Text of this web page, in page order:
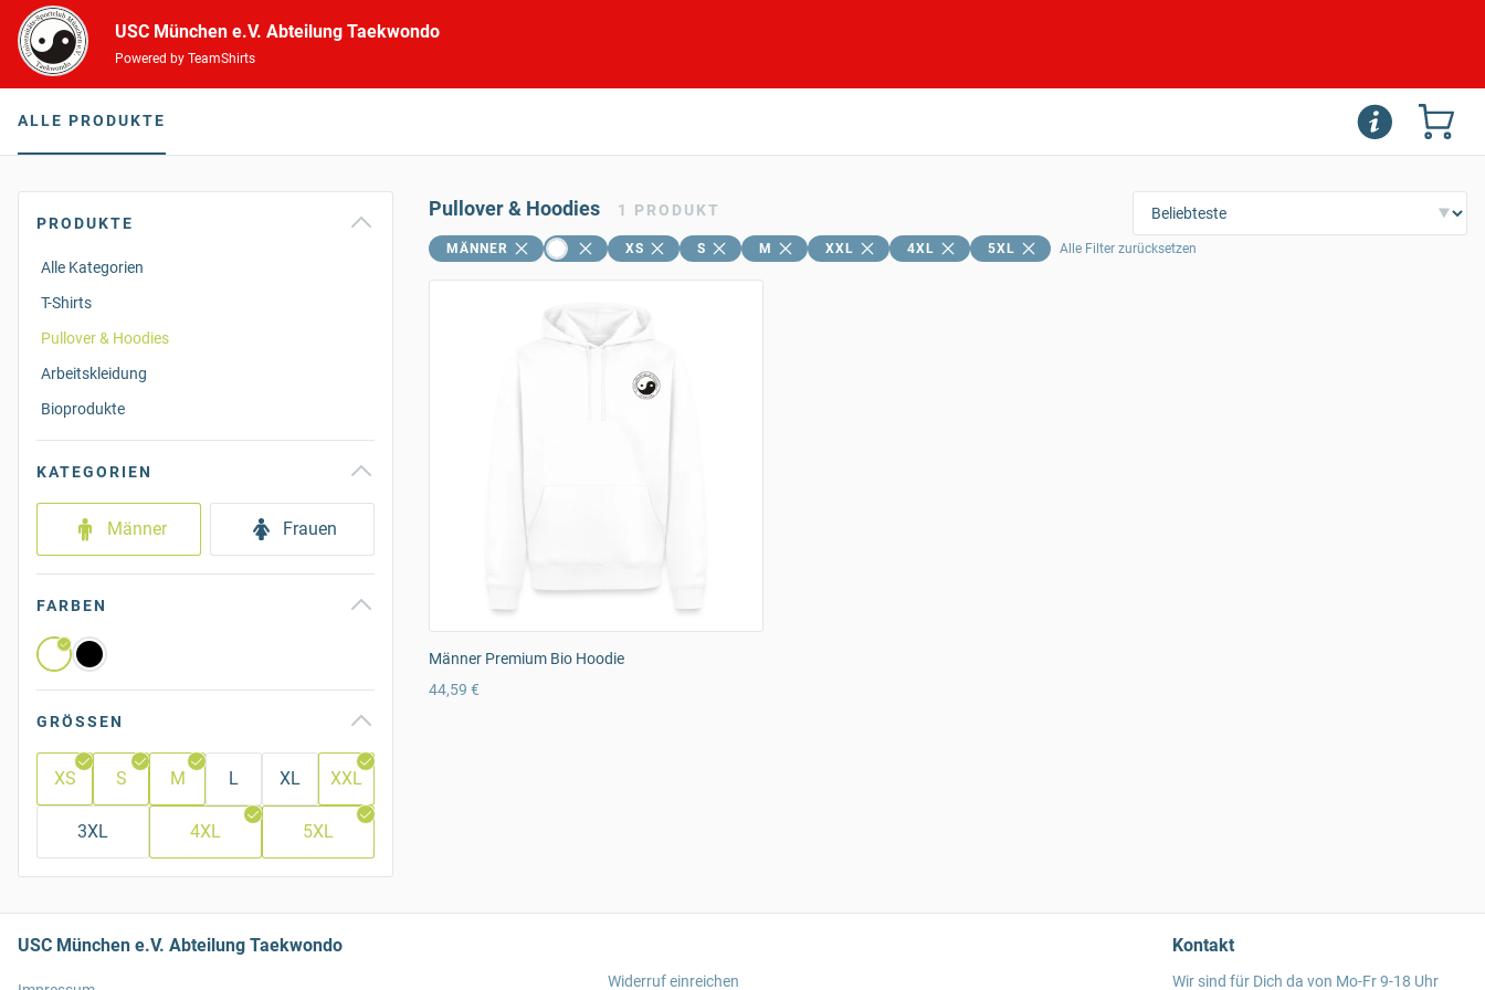
USC München e.V. Abteilung Taekwondo
Powered by TeamShirts
ALLE PRODUKTE
PRODUKTE
Alle Kategorien
T-Shirts
Pullover & Hoodies
Arbeitskleidung
Bioprodukte
KATEGORIEN
Männer Frauen
FARBEN
GRÖSSEN
XS S M L XL XXL
3XL 4XL 5XL
Pullover & Hoodies 1 PRODUKT
MÄNNER XS S M XXL 4XL 5XL Alle Filter zurücksetzen
Männer Premium Bio Hoodie
44,59 €
USC München e.V. Abteilung Taekwondo
Widerruf einreichen
Kontakt
Wir sind für Dich da von Mo-Fr 9-18 Uhr